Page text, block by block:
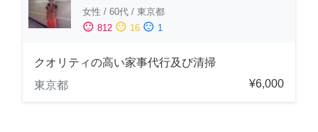
女性 / 60代 / 東京都
sentiment_satisfied 812 sentiment_neutral 16 sentiment_dissatisfied 1
クオリティの高い家事代行及び清掃
東京都
¥6,000